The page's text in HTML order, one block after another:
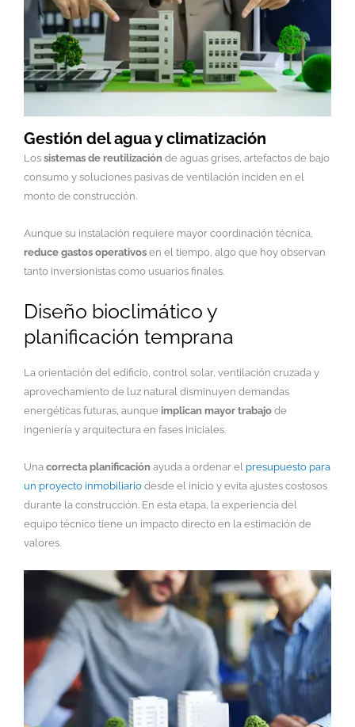
Gestión del agua y climatización
Los sistemas de reutilización de aguas grises, artefactos de bajo
consumo y soluciones pasivas de ventilación inciden en el
monto de construcción.
Aunque su instalación requiere mayor coordinación técnica,
reduce gastos operativos en el tiempo, algo que hoy observan
tanto inversionistas como usuarios finales.
Diseño bioclimático y
planificación temprana
La orientación del edificio, control solar, ventilación cruzada y
aprovechamiento de luz natural disminuyen demandas
energéticas futuras, aunque implican mayor trabajo de
ingeniería y arquitectura en fases iniciales.
Una correcta planificación ayuda a ordenar el presupuesto para
un proyecto inmobiliario desde el inicio y evita ajustes costosos
durante la construcción. En esta etapa, la experiencia del
equipo técnico tiene un impacto directo en la estimación de
valores.